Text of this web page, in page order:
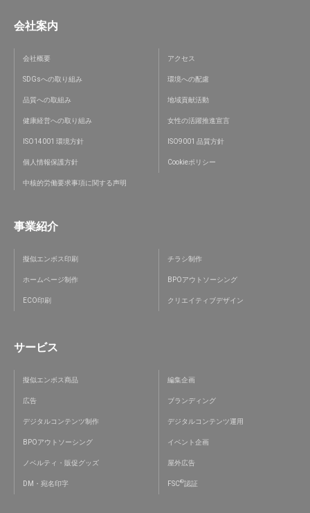
会社案内
会社概要 アクセス
SDGsへの取り組み 環境への配慮
品質への取組み 地域貢献活動
健康経営への取り組み 女性の活躍推進宣言
ISO14001 環境方針 ISO9001 品質方針
個人情報保護方針 Cookieポリシー
中核的労働要求事項に関する声明
事業紹介
擬似エンボス印刷 チラシ制作
ホームページ制作 BPOアウトソーシング
ECO印刷 クリエイティブデザイン
サービス
擬似エンボス商品 編集企画
広告 ブランディング
デジタルコンテンツ制作 デジタルコンテンツ運用
BPOアウトソーシング イベント企画
ノベルティ・販促グッズ 屋外広告
DM・宛名印字 FSC®認証